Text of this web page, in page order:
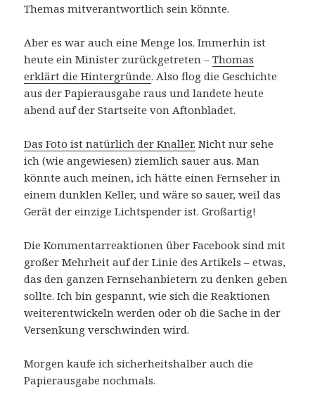
Themas mitverantwortlich sein könnte.
Aber es war auch eine Menge los. Immerhin ist
heute ein Minister zurückgetreten –Thomas
erklärt die Hintergründe. Also flog die Geschichte
aus der Papierausgabe raus und landete heute
abend auf der Startseite von Aftonbladet.
Das Foto ist natürlich der Knaller. Nicht nur sehe
ich (wie angewiesen) ziemlich sauer aus. Man
könnte auch meinen, ich hätte einen Fernseher in
einem dunklen Keller, und wäre so sauer, weil das
Gerät der einzige Lichtspender ist. Großartig!
Die Kommentarreaktionen über Facebook sind mit
großer Mehrheit auf der Linie des Artikels – etwas,
das den ganzen Fernsehanbietern zu denken geben
sollte. Ich bin gespannt, wie sich die Reaktionen
weiterentwickeln werden oder ob die Sache in der
Versenkung verschwinden wird.
Morgen kaufe ich sicherheitshalber auch die
Papierausgabe nochmals.